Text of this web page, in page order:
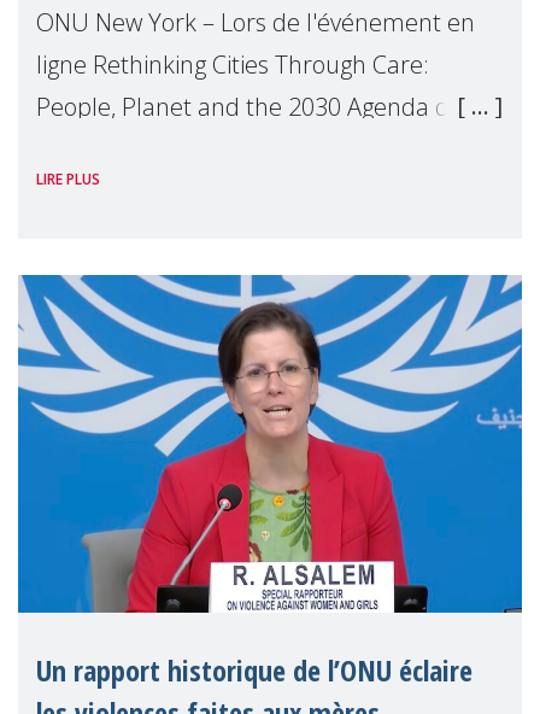
ONU New York – Lors de l'événement en
ligne Rethinking Cities Through Care:
People, Planet and the 2030 Agenda que
Politique de Haut Niveau (FPHN) des
LIRE PLUS
Un rapport historique de l’ONU éclaire